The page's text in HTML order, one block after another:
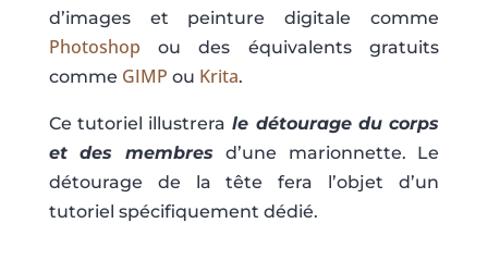
d’images et peinture digitale comme
Photoshop ou des équivalents gratuits
comme GIMP ou Krita.
Ce tutoriel illustrera le détourage du corps
et des membres d’une marionnette. Le
détourage de la tête fera l’objet d’un
tutoriel spécifiquement dédié.